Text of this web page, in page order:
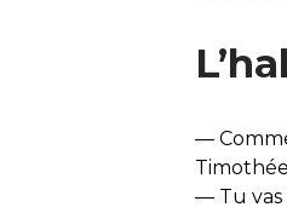
—
— Tu vas